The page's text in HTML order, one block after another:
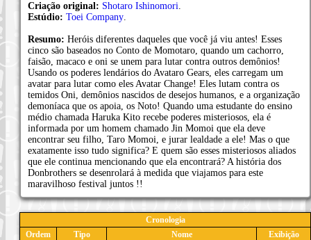
Criação original: Shotaro Ishinomori
Estúdio: Toei Company
Resumo: Heróis diferentes daqueles que você já viu antes! Esses
cinco são baseados no Conto de Momotaro, quando um cachorro,
faisão, macaco e oni se unem para lutar contra outros demônios!
Usando os poderes lendários do Avataro Gears, eles carregam um
avatar para lutar como eles Avatar Change! Eles lutam contra os
temidos Oni, demônios nascidos de desejos humanos, e a organização
demoníaca que os apoia, os Noto! Quando uma estudante do ensino
médio chamada Haruka Kito recebe poderes misteriosos, ela é
informada por um homem chamado Jin Momoi que ela deve
encontrar seu filho, Taro Momoi, e jurar lealdade a ele! Mas o que
exatamente isso tudo significa? E quem são esses misteriosos aliados
que ele continua mencionando que ela encontrará? A história dos
Donbrothers se desenrolará à medida que viajamos para este
maravilhoso festival juntos !!
Cronologia
Ordem
Tipo Nome
Exibição